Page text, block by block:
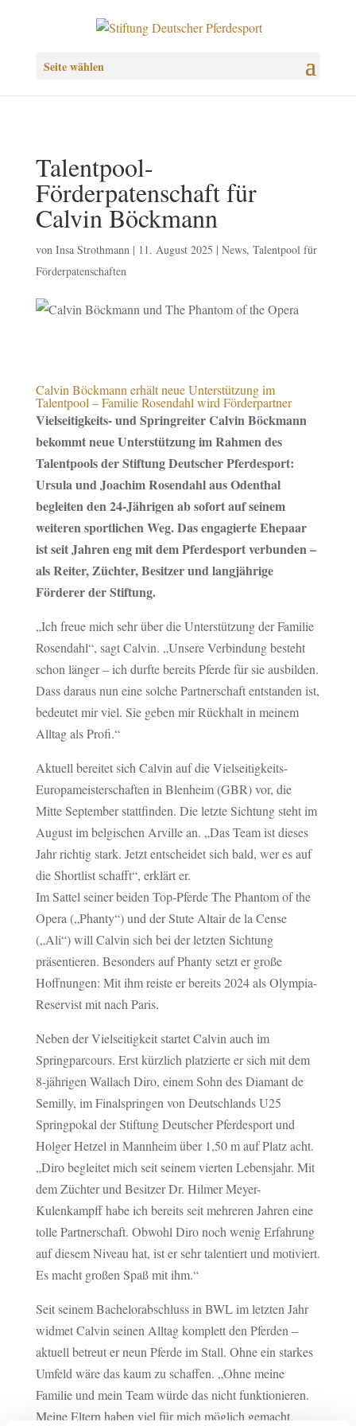
Seite wählen
Talentpool-
Förderpatenschaft für
Calvin Böckmann
von Insa Strothmann| 11. August 2025 | News, Talentpool für
Förderpatenschaften
Calvin Böckmann erhält neue Unterstützung im
Talentpool – Familie Rosendahl wird Förderpartner
Vielseitigkeits- und Springreiter Calvin Böckmann
bekommt neue Unterstützung im Rahmen des
Talentpools der Stiftung Deutscher Pferdesport:
Ursula und Joachim Rosendahl aus Odenthal
begleiten den 24-Jährigen ab sofort auf seinem
weiteren sportlichen Weg. Das engagierte Ehepaar
ist seit Jahren eng mit dem Pferdesport verbunden –
als Reiter, Züchter, Besitzer und langjährige
Förderer der Stiftung.
„Ich freue mich sehr über die Unterstützung der Familie
Rosendahl“, sagt Calvin. „Unsere Verbindung besteht
schon länger – ich durfte bereits Pferde für sie ausbilden.
Dass daraus nun eine solche Partnerschaft entstanden ist,
bedeutet mir viel. Sie geben mir Rückhalt in meinem
Alltag als Profi.“
Aktuell bereitet sich Calvin auf die Vielseitigkeits-
Europameisterschaften in Blenheim (GBR) vor, die
Mitte September stattfinden. Die letzte Sichtung steht im
August im belgischen Arville an. „Das Team ist dieses
Jahr richtig stark. Jetzt entscheidet sich bald, wer es auf
die Shortlist schafft“, erklärt er.
Im Sattel seiner beiden Top-Pferde The Phantom of the
Opera („Phanty“) und der Stute Altair de la Cense
(„Ali“) will Calvin sich bei der letzten Sichtung
präsentieren. Besonders auf Phanty setzt er große
Hoffnungen: Mit ihm reiste er bereits 2024 als Olympia-
Reservist mit nach Paris.
Neben der Vielseitigkeit startet Calvin auch im
Springparcours. Erst kürzlich platzierte er sich mit dem
8-jährigen Wallach Diro, einem Sohn des Diamant de
Semilly, im Finalspringen von Deutschlands U25
Springpokal der Stiftung Deutscher Pferdesport und
Holger Hetzel in Mannheim über 1,50 m auf Platz acht.
„Diro begleitet mich seit seinem vierten Lebensjahr. Mit
dem Züchter und Besitzer Dr. Hilmer Meyer-
Kulenkampff habe ich bereits seit mehreren Jahren eine
tolle Partnerschaft. Obwohl Diro noch wenig Erfahrung
auf diesem Niveau hat, ist er sehr talentiert und motiviert.
Es macht großen Spaß mit ihm.“
Seit seinem Bachelorabschluss in BWL im letzten Jahr
widmet Calvin seinen Alltag komplett den Pferden –
aktuell betreut er neun Pferde im Stall. Ohne ein starkes
Umfeld wäre das kaum zu schaffen. „Ohne meine
Familie und mein Team würde das nicht funktionieren.
Meine Eltern haben viel für mich möglich gemacht,